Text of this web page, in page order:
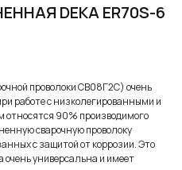
DEKA ER70S-6
проволоки СВ08Г2С) очень
работе с низколегированными и
относятся 90% производимого
сварочную проволоку
с защитой от коррозии. Это
очень универсальна и имеет